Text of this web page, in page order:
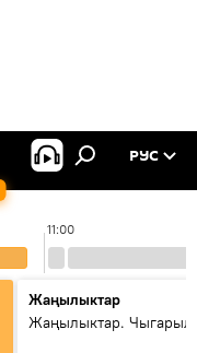
РУС
11:00
Жаңылыктар
Жаңылыктар.